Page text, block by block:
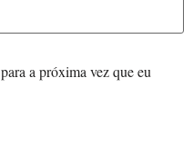
a próxima vez que eu